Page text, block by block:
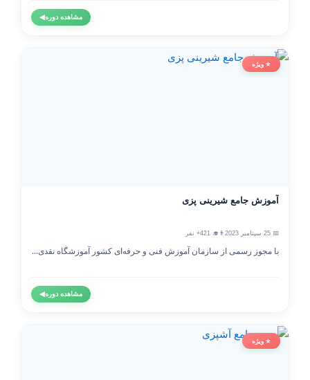
مشاهده دوره◀
⭐ ویژه
آموزش جامع شیرینی پزی
📅 25 سپتامبر 2023 👨‍🎓 421+ نفر
با مجوز رسمی از سازمان آموزش فنی و حرفه‌ای کشور آموزشگاه نقدی...
مشاهده دوره◀
⭐ ویژه